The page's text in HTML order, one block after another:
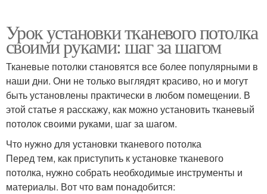
Урок установки тканевого потолка
своими руками: шаг за шагом
Тканевые потолки становятся все более популярными в
наши дни. Они не только выглядят красиво, но и могут
быть установлены практически в любом помещении. В
этой статье я расскажу, как можно установить тканевый
потолок своими руками, шаг за шагом.
Что нужно для установки тканевого потолка
Перед тем, как приступить к установке тканевого
потолка, нужно собрать необходимые инструменты и
материалы. Вот что вам понадобится: